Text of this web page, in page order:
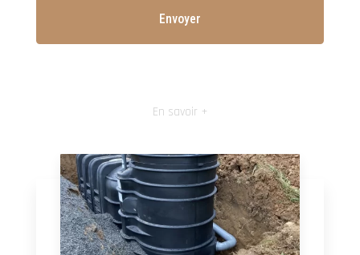
En savoir +